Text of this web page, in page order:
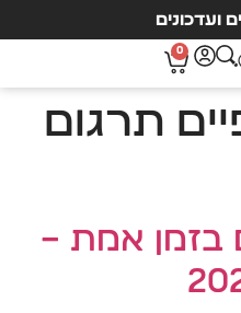
ועדכונים
0
תרגום
בזמן אמת –